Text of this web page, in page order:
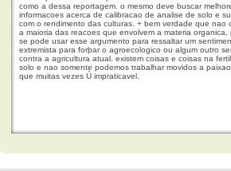
como a dessa reportagem. o mesmo deve buscar
informacoes acerca de calibracao de analise de solo e
com o rendimento das culturas. + bem verdade que nao
a maioria das reacoes que envolvem a materia organica,
se pode usar esse argumento para ressaltar um
extremista para forþar o agroecologico ou algum outro
contra a agricultura atual. existem coisas e coisas na
solo e nao somente podemos trabalhar movidos a
que muitas vezes Ú impraticavel.